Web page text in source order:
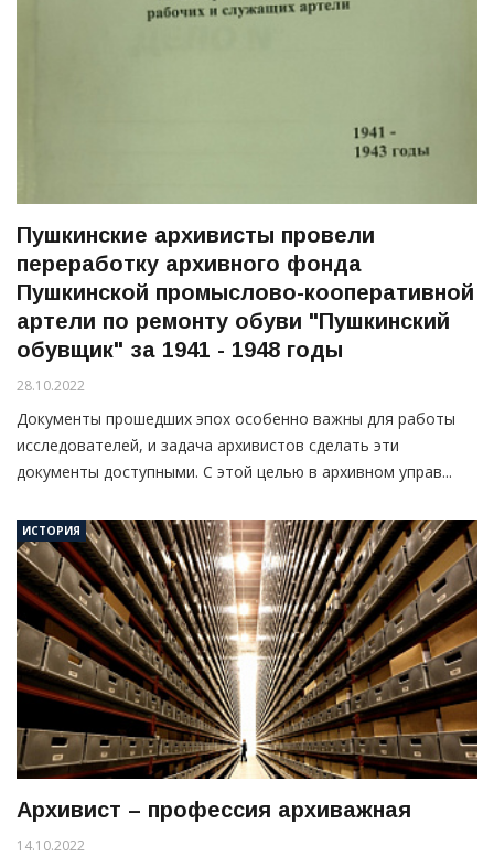
Пушкинские архивисты провели
переработку архивного фонда
Пушкинской промыслово-кооперативной
артели по ремонту обуви "Пушкинский
обувщик" за 1941 - 1948 годы
28.10.2022
Документы прошедших эпох особенно важны для работы
исследователей, и задача архивистов сделать эти
документы доступными. С этой целью в архивном управ...
ИСТОРИЯ
Архивист – профессия архиважная
14.10.2022